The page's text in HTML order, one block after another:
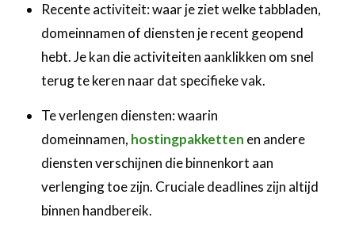
Recente activiteit: waar je ziet welke tabbladen,
domeinnamen of diensten je recent geopend
hebt. Je kan die activiteiten aanklikken om snel
terug te keren naar dat specifieke vak.
Te verlengen diensten: waarin
domeinnamen, hostingpakketten en andere
diensten verschijnen die binnenkort aan
verlenging toe zijn. Cruciale deadlines zijn altijd
binnen handbereik.